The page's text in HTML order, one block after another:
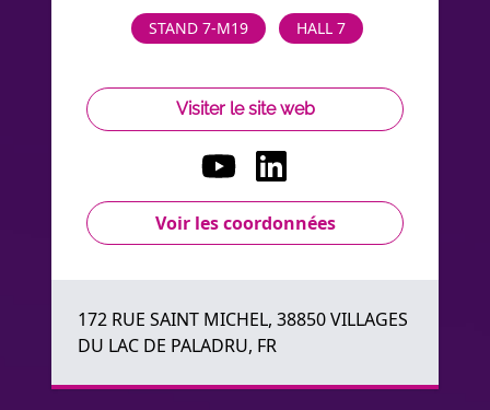
STAND 7-M19 HALL 7
Visiter le site web
Voir les coordonnées
172 RUE SAINT MICHEL, 38850 VILLAGES
DU LAC DE PALADRU, FR